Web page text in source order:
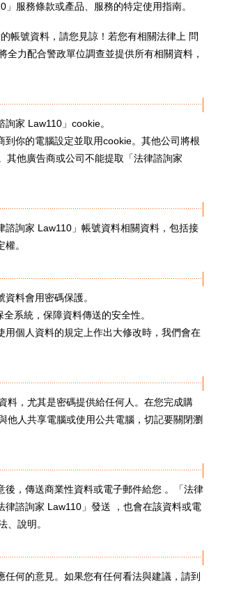
服務條款或產品、服務的特定使用指南。
帳號資料，請您見諒！若您有相關法律上 問
力配合警政單位調查並提供所有相關資料，
家 Law110」cookie。
到你的電腦設定並取用cookie。其他公司將根
其他廣告商或公司不能提取「法律諮詢家
諮詢家 Law110」帳號資料相關資料，包括接
。
料會用密碼保護。
系統，保障資料傳送的安全性。
用個人資料的規定上作出大修改時，我們會在
料，尤其是密碼提供給任何人。在您完成購
他人共享電腦或使用公共電腦，切記要關閉瀏
後，傳送商業性資料或電子郵件給您 。「法律
諮詢家 Law110」發送 ，也會在該資料或電
、說明。
何的意見。如果您有任何看法與建議，請到